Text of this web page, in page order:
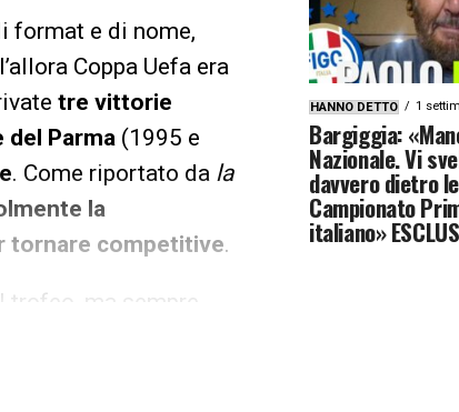
format e di nome,
l’allora Coppa Uefa era
tre vittorie
del Parma (1995 e
. Come riportato da la
la
tornare competitive.
ma sempre
HANNO DETTO 1
Bargiggia:
Nazionale. Vi
davvero dietro
Campionato
italiano»